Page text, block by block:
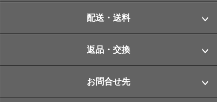
配送・送料
返品・交換
お問合せ先